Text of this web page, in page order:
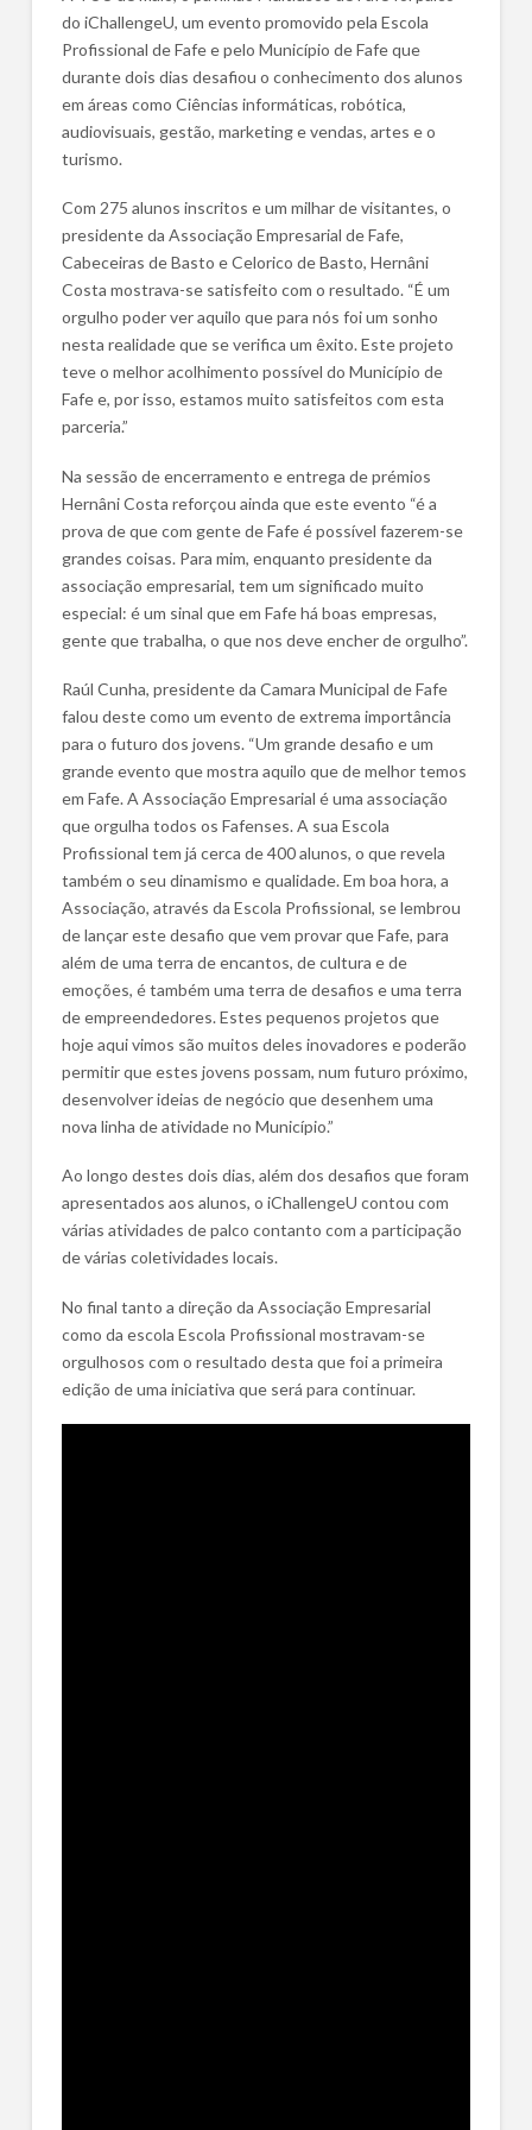
do iChallengeU, um evento promovido pela Escola
Profissional de Fafe e pelo Município de Fafe que
durante dois dias desafiou o conhecimento dos alunos
em áreas como Ciências informáticas, robótica,
audiovisuais, gestão, marketing e vendas, artes e o
turismo.
Com 275 alunos inscritos e um milhar de visitantes, o
presidente da Associação Empresarial de Fafe,
Cabeceiras de Basto e Celorico de Basto, Hernâni
Costa mostrava-se satisfeito com o resultado. “É um
orgulho poder ver aquilo que para nós foi um sonho
nesta realidade que se verifica um êxito. Este projeto
teve o melhor acolhimento possível do Município de
Fafe e, por isso, estamos muito satisfeitos com esta
parceria.”
Na sessão de encerramento e entrega de prémios
Hernâni Costa reforçou ainda que este evento “é a
prova de que com gente de Fafe é possível fazerem-se
grandes coisas. Para mim, enquanto presidente da
associação empresarial, tem um significado muito
especial: é um sinal que em Fafe há boas empresas,
gente que trabalha, o que nos deve encher de orgulho”.
Raúl Cunha, presidente da Camara Municipal de Fafe
falou deste como um evento de extrema importância
para o futuro dos jovens. “Um grande desafio e um
grande evento que mostra aquilo que de melhor temos
em Fafe. A Associação Empresarial é uma associação
que orgulha todos os Fafenses. A sua Escola
Profissional tem já cerca de 400 alunos, o que revela
também o seu dinamismo e qualidade. Em boa hora, a
Associação, através da Escola Profissional, se lembrou
de lançar este desafio que vem provar que Fafe, para
além de uma terra de encantos, de cultura e de
emoções, é também uma terra de desafios e uma terra
de empreendedores. Estes pequenos projetos que
hoje aqui vimos são muitos deles inovadores e poderão
permitir que estes jovens possam, num futuro próximo,
desenvolver ideias de negócio que desenhem uma
nova linha de atividade no Município.”
Ao longo destes dois dias, além dos desafios que foram
apresentados aos alunos, o iChallengeU contou com
várias atividades de palco contanto com a participação
de várias coletividades locais.
No final tanto a direção da Associação Empresarial
como da escola Escola Profissional mostravam-se
orgulhosos com o resultado desta que foi a primeira
edição de uma iniciativa que será para continuar.